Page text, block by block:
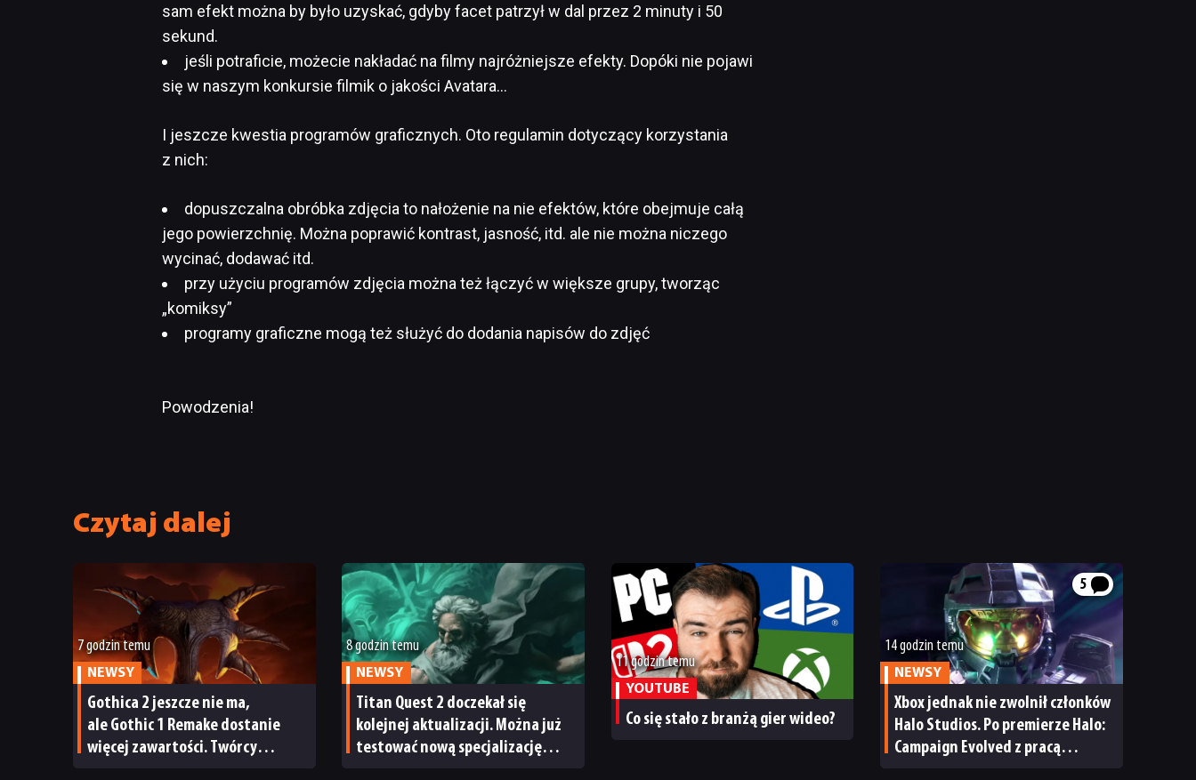
sam efekt można by było uzyskać, gdyby facet patrzył w dal przez 2 minuty i 50
sekund.
jeśli potraficie, możecie nakładać na filmy najróżniejsze efekty. Dopóki nie pojawi
się w naszym konkursie filmik o jakości Avatara…
I jeszcze kwestia programów graficznych. Oto regulamin dotyczący korzystania
z nich:
dopuszczalna obróbka zdjęcia to nałożenie na nie efektów, które obejmuje całą
jego powierzchnię. Można poprawić kontrast, jasność, itd. ale nie można niczego
wycinać, dodawać itd.
przy użyciu programów zdjęcia można też łączyć w większe grupy, tworząc
„komiksy”
programy graficzne mogą też służyć do dodania napisów do zdjęć
Powodzenia!
Czytaj dalej
7 godzin temu
NEWSY
Gothica 2 jeszcze nie ma,
ale Gothic 1 Remake dostanie
więcej zawartości. Twórcy
8 godzin temu
NEWSY
Titan Quest 2 doczekał się
kolejnej aktualizacji. Można już
testować nową specjalizację
11 godzin temu
YOUTUBE
Co się stało z branżą gier wideo?
5
14 godzin temu
NEWSY
Xbox jednak nie zwolnił członków
Halo Studios. Po premierze Halo:
Campaign Evolved z pracą